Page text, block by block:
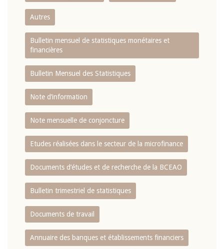
Autres
Bulletin mensuel de statistiques monétaires et
financières
Bulletin Mensuel des Statistiques
Note d’information
Note mensuelle de conjoncture
Etudes réalisées dans le secteur de la microfinance
Documents d’études et de recherche de la BCEAO
Bulletin trimestriel de statistiques
Documents de travail
Annuaire des banques et établissements financiers